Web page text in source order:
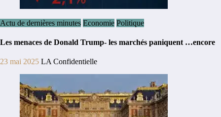
Actu de dernières minutes Economie Politique
Les menaces de Donald Trump- les marchés paniquent …encore
23 mai 2025 LA Confidentielle